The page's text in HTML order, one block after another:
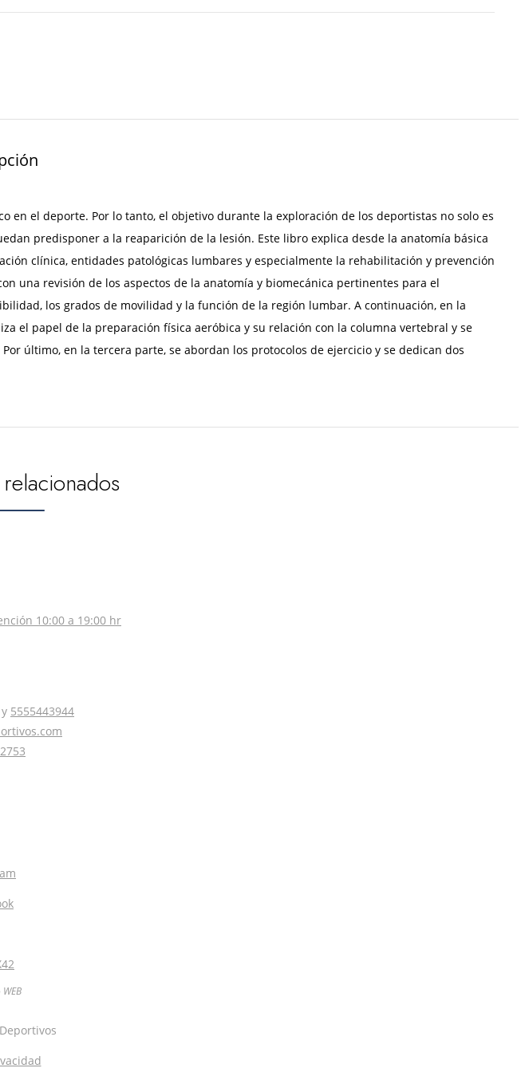
el deporte. Por lo tanto, el objetivo durante la exploración de los deportistas no solo es
predisponer a la reaparición de la lesión. Este libro explica desde la anatomía básica
clínica, entidades patológicas lumbares y especialmente la rehabilitación y prevención
una revisión de los aspectos de la anatomía y biomecánica pertinentes para el
los grados de movilidad y la función de la región lumbar. A continuación, en la
el papel de la preparación física aeróbica y su relación con la columna vertebral y se
último, en la tercera parte, se abordan los protocolos de ejercicio y se dedican dos
10:00 a 19:00 hr
y 5555443944